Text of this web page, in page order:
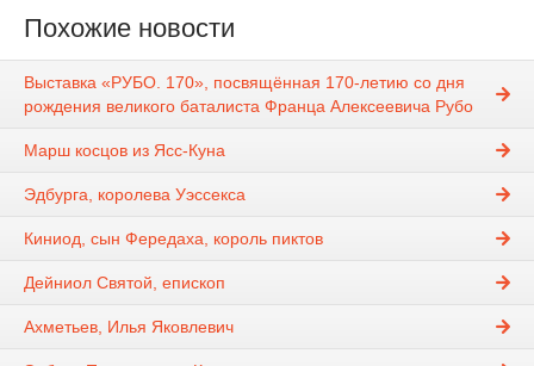
Похожие новости
Выставка «РУБО. 170», посвящённая 170-летию со дня
рождения великого баталиста Франца Алексеевича Рубо
Марш косцов из Ясс-Куна
Эдбурга, королева Уэссекса
Киниод, сын Фередаха, король пиктов
Дейниол Святой, епископ
Ахметьев, Илья Яковлевич